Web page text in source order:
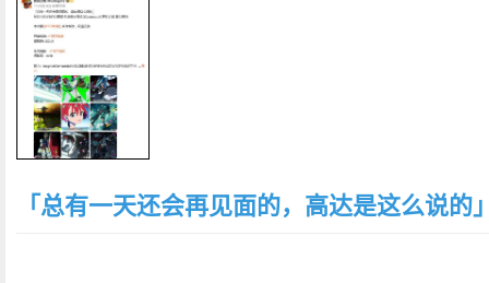
「总有一天还会再见面的，高达是这么说的